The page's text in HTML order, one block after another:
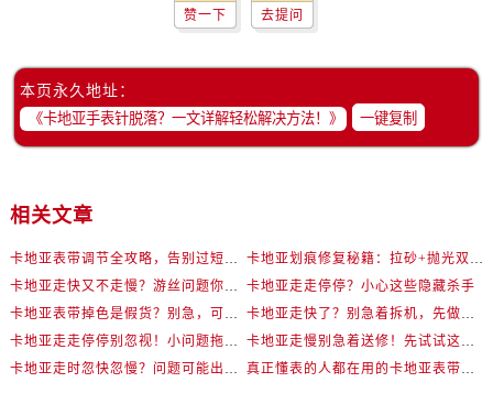
赞一下 去提问
本页永久地址：
一键复制
相关文章
卡地亚走走停停？小心这些隐藏杀手